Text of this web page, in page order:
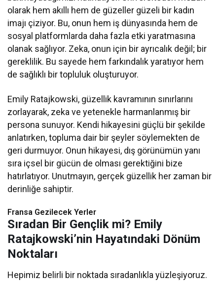
olarak hem akıllı hem de güzeller güzeli bir kadın
imajı çiziyor. Bu, onun hem iş dünyasında hem de
sosyal platformlarda daha fazla etki yaratmasına
olanak sağlıyor. Zeka, onun için bir ayrıcalık değil; bir
gereklilik. Bu sayede hem farkındalık yaratıyor hem
de sağlıklı bir topluluk oluşturuyor.
Emily Ratajkowski, güzellik kavramının sınırlarını
zorlayarak, zeka ve yetenekle harmanlanmış bir
persona sunuyor. Kendi hikayesini güçlü bir şekilde
anlatırken, topluma dair bir şeyler söylemekten de
geri durmuyor. Onun hikayesi, dış görünümün yanı
sıra içsel bir gücün de olması gerektiğini bize
hatırlatıyor. Unutmayın, gerçek güzellik her zaman bir
derinliğe sahiptir.
Fransa Gezilecek Yerler
Sıradan Bir Gençlik mi? Emily
Ratajkowski’nin Hayatındaki Dönüm
Noktaları
Hepimiz belirli bir noktada sıradanlıkla yüzleşiyoruz.